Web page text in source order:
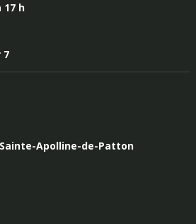
17 h
7
Apolline-de-Patton